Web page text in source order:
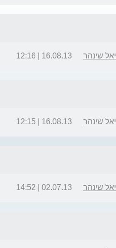
שינהר 16.08.13 | 12:16
שינהר 16.08.13 | 12:15
שינהר 02.07.13 | 14:52